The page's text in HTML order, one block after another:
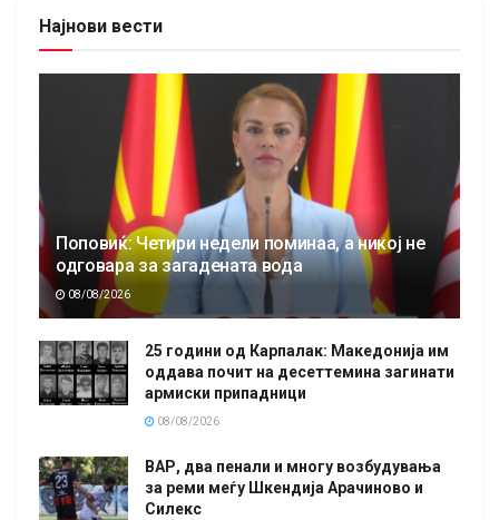
Најнови вести
Поповиќ: Четири недели поминаа, а никој не
одговара за загадената вода
08/08/2026
25 години од Карпалак: Македонија им
оддава почит на десеттемина загинати
армиски припадници
08/08/2026
ВАР, два пенали и многу возбудувања
за реми меѓу Шкендија Арачиново и
Силекс